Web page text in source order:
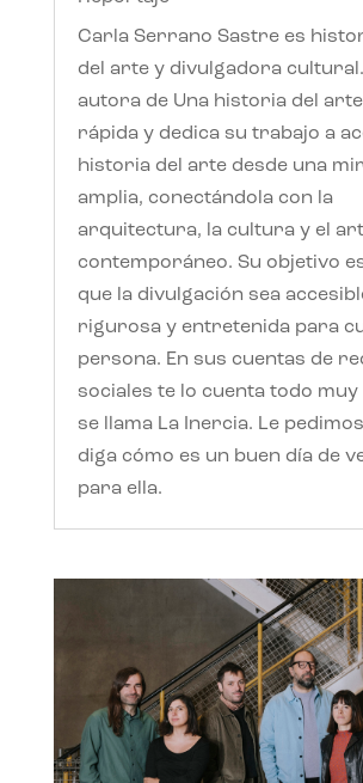
Carla Serrano Sastre es
del arte y divulgadora cultural.
autora de Una historia del
rápida y dedica su trabajo a
historia del arte desde una
amplia, conectándola con la
arquitectura, la cultura y el
contemporáneo. Su objetivo
que la divulgación sea
rigurosa y entretenida para
persona. En sus cuentas de
sociales te lo cuenta todo
se llama La Inercia. Le
diga cómo es un buen día de
para ella.